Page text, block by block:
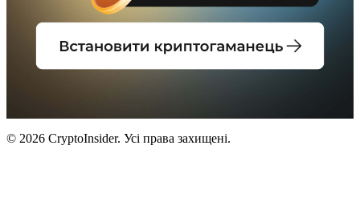
© 2026 CryptoInsider. Усі права захищені.